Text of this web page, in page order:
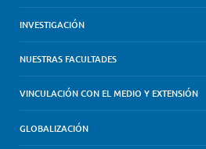
INVESTIGACIÓN
NUESTRAS FACULTADES
VINCULACIÓN CON EL MEDIO Y EXTENSIÓN
GLOBALIZACIÓN